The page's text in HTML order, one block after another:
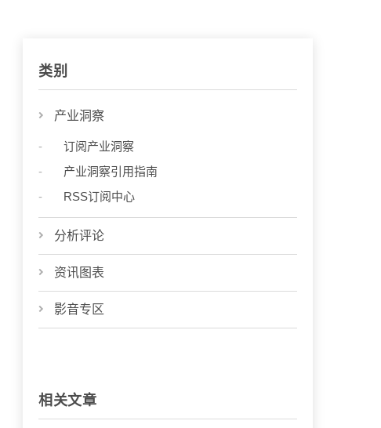
类别
产业洞察
订阅产业洞察
产业洞察引用指南
RSS订阅中心
分析评论
资讯图表
影音专区
相关文章